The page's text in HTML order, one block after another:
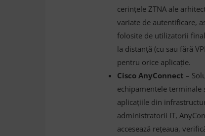
cerințele ZTNA ale
variate de autentificare,
folosite de utilizatorii
la distanță (cu sau fără
pentru orice aplicație.
Cisco AnyConnect –
echipamentele
aplicațiile din
administratorii IT,
accesează rețeaua,